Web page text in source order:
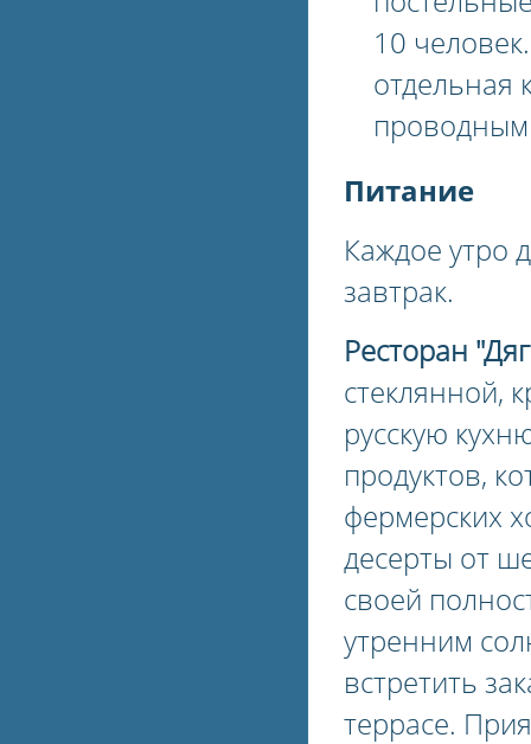
10
отдельная
Питание
Каждое утро
завтрак.
Ресторан
стеклянной,
русскую
продуктов,
фермерских
десерты от
своей
утренним
встретить
террасе.